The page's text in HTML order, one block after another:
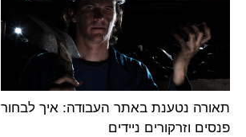
תאורה נטענת באתר העבודה: איך לבחור
פנסים וזרקורים ניידים